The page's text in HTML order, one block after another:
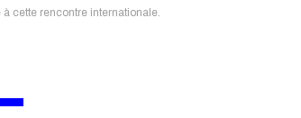
cette rencontre internationale.